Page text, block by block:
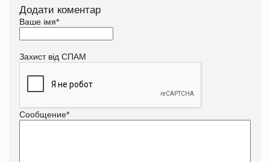
Додати коментар
Ваше імя*
Захист від СПАМ
Сообщение*